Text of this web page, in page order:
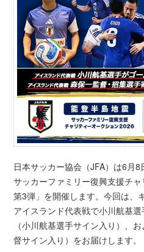
日本サッカー協会（JFA）は6月
サッカーファミリー復興支援チ
第3弾」を開催します。今回は、
アイスランド代表戦で小川航基
（小川航基選手サイン入り）、
督サイン入り）をお届けします。